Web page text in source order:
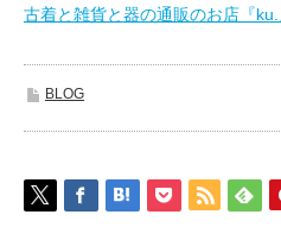
古着と雑貨と器の通販のお店『ku.
BLOG